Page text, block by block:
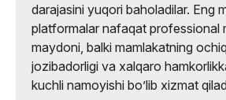
darajasini yuqori baholadilar. Eng
platformalar nafaqat professional
maydoni, balki mamlakatning
jozibadorligi va xalqaro
kuchli namoyishi boʼlib xizmat